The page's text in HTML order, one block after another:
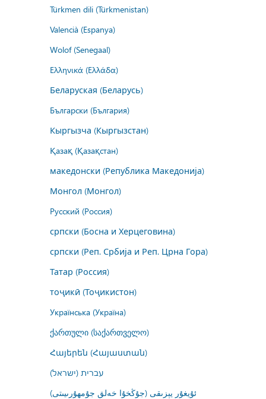
Türkmen dili (Türkmenistan)
Valencià (Espanya)
Wolof (Senegaal)
Ελληνικά (Ελλάδα)
Беларуская (Беларусь)
Български (България)
Кыргызча (Кыргызстан)
Қазақ (Қазақстан)
македонски (Република Македонија)
Монгол (Монгол)
Русский (Россия)
српски (Босна и Херцеговина)
српски (Реп. Србија и Реп. Црна Гора)
Татар (Россия)
тоҷикӣ (Тоҷикистон)
Українська (Україна)
ქართული (საქართველო)
Հայերեն (Հայաստան)
עברית (ישראל)
ئۇيغۇر يېزىقى (جۇڭخۇا خەلق جۇمھۇرىيىتى)